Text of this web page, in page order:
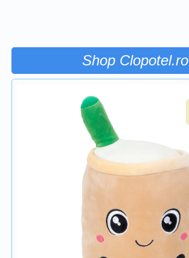
Shop Clopotel.ro